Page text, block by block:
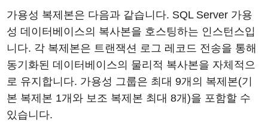
가용성 복제본은 다음과 같습니다. SQL Server 가용
성 데이터베이스의 복사본을 호스팅하는 인스턴스입
니다. 각 복제본은 트랜잭션 로그 레코드 전송을 통해
동기화된 데이터베이스의 물리적 복사본을 자체적으
로 유지합니다. 가용성 그룹은 최대 9개의 복제본(기
본 복제본 1개와 보조 복제본 최대 8개)을 포함할 수
있습니다.